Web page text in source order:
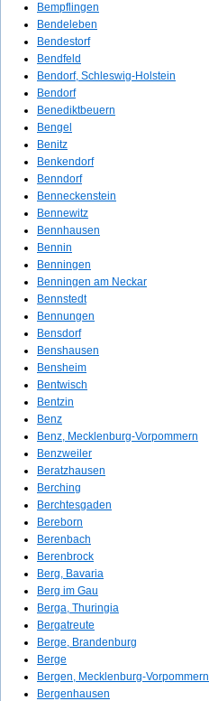
Bempflingen
Bendeleben
Bendestorf
Bendfeld
Bendorf, Schleswig-Holstein
Bendorf
Benediktbeuern
Bengel
Benitz
Benkendorf
Benndorf
Benneckenstein
Bennewitz
Bennhausen
Bennin
Benningen
Benningen am Neckar
Bennstedt
Bennungen
Bensdorf
Benshausen
Bensheim
Bentwisch
Bentzin
Benz
Benz, Mecklenburg-Vorpommern
Benzweiler
Beratzhausen
Berching
Berchtesgaden
Bereborn
Berenbach
Berenbrock
Berg, Bavaria
Berg im Gau
Berga, Thuringia
Bergatreute
Berge, Brandenburg
Berge
Bergen, Mecklenburg-Vorpommern
Bergenhausen